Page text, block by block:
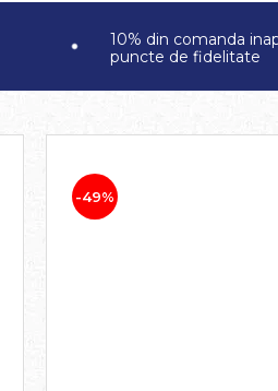
10% din comanda
puncte de fidelitate
-49%